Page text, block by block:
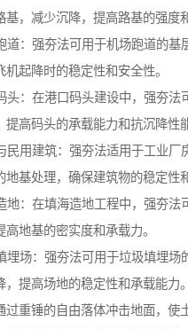
基，减少沉降，提高路基的强度
道：强夯法可用于机场跑道的基
机起降时的稳定性和安全性。
头：在港口码头建设中，强夯法
提高码头的承载能力和抗沉降性能
民用建筑：强夯法适用于工业厂
地基处理，确保建筑物的稳定性
地：在填海造地工程中，强夯法
高地基的密实度和承载力。
埋场：强夯法可用于垃圾填埋场
，提高场地的稳定性和承载能力。
过重锤的自由落体冲击地面，使